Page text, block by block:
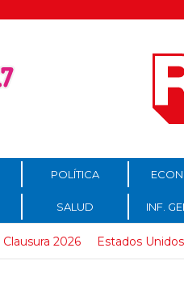
POLÍTICA
SALUD INF.
Clausura 2026 Estados Unidos